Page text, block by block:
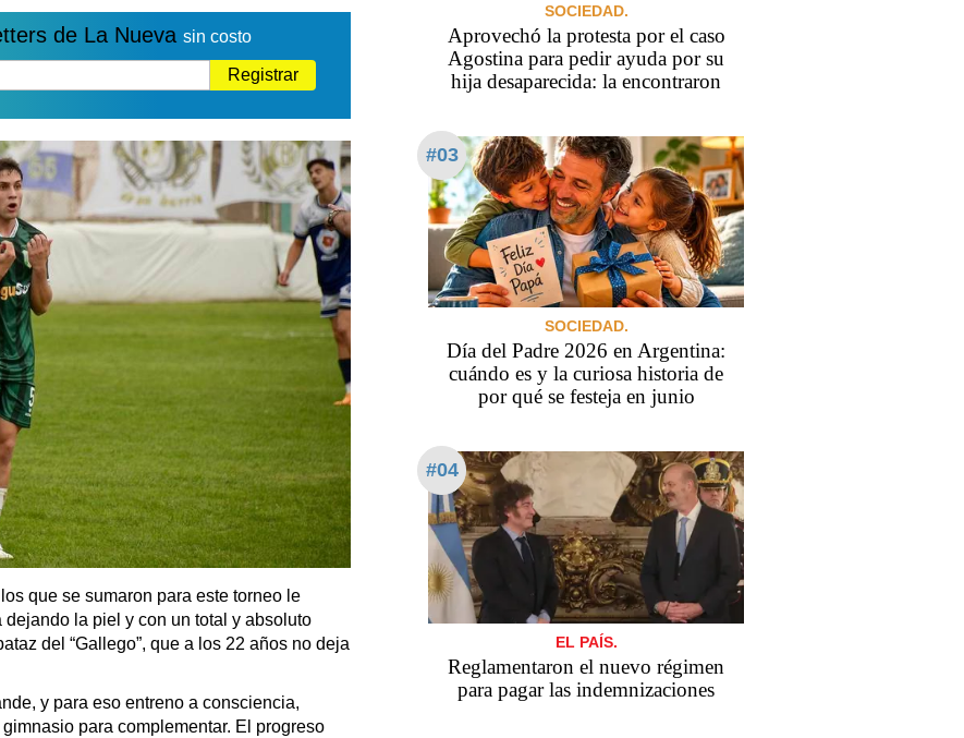
de La Nueva sin costo
Registrar
que se sumaron para este torneo le
la piel y con un total y absoluto
del “Gallego”, que a los 22 años no deja
y para eso entreno a consciencia,
para complementar. El progreso
SOCIEDAD.
Aprovechó la protesta por el caso
Agostina para pedir ayuda por su
hija desaparecida: la encontraron
#03
SOCIEDAD.
Día del Padre 2026 en Argentina:
cuándo es y la curiosa historia de
por qué se festeja en junio
#04
EL PAÍS.
Reglamentaron el nuevo régimen
para pagar las indemnizaciones